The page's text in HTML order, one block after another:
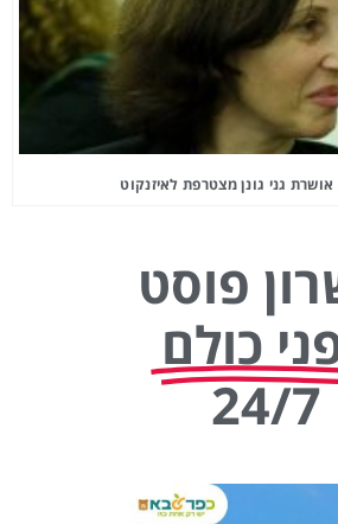
גני גונן מצטרפת לאיזנקוט
פוסט
כולם
24/7